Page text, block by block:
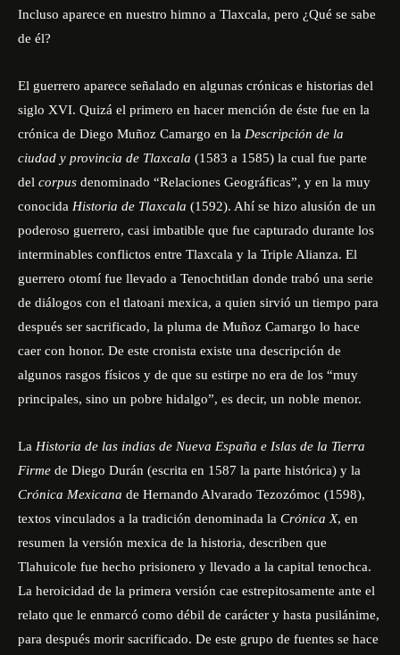
Incluso aparece en nuestro himno a Tlaxcala, pero ¿Qué se sabe
de él?
El guerrero aparece señalado en algunas crónicas e historias del
siglo XVI. Quizá el primero en hacer mención de éste fue en la
crónica de Diego Muñoz Camargo en la Descripción de la
ciudad y provincia de Tlaxcala (1583 a 1585) la cual fue parte
del corpus denominado “Relaciones Geográficas”, y en la muy
conocida Historia de Tlaxcala (1592). Ahí se hizo alusión de un
poderoso guerrero, casi imbatible que fue capturado durante los
interminables conflictos entre Tlaxcala y la Triple Alianza. El
guerrero otomí fue llevado a Tenochtitlan donde trabó una serie
de diálogos con el tlatoani mexica, a quien sirvió un tiempo para
después ser sacrificado, la pluma de Muñoz Camargo lo hace
caer con honor. De este cronista existe una descripción de
algunos rasgos físicos y de que su estirpe no era de los “muy
principales, sino un pobre hidalgo”, es decir, un noble menor.
La Historia de las indias de Nueva España e Islas de la Tierra
Firme de Diego Durán (escrita en 1587 la parte histórica) y la
Crónica Mexicana de Hernando Alvarado Tezozómoc (1598),
textos vinculados a la tradición denominada la Crónica X, en
resumen la versión mexica de la historia, describen que
Tlahuicole fue hecho prisionero y llevado a la capital tenochca.
La heroicidad de la primera versión cae estrepitosamente ante el
relato que le enmarcó como débil de carácter y hasta pusilánime,
para después morir sacrificado. De este grupo de fuentes se hace